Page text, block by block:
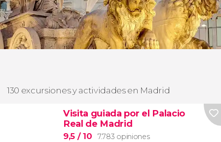
130 excursiones y actividades en Madrid
Visita guiada por el Palacio
Real de Madrid
9,5 / 10 7.783 opiniones